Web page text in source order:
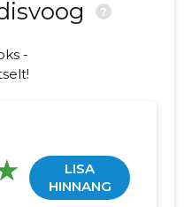
?
-
LISA
HINNANG